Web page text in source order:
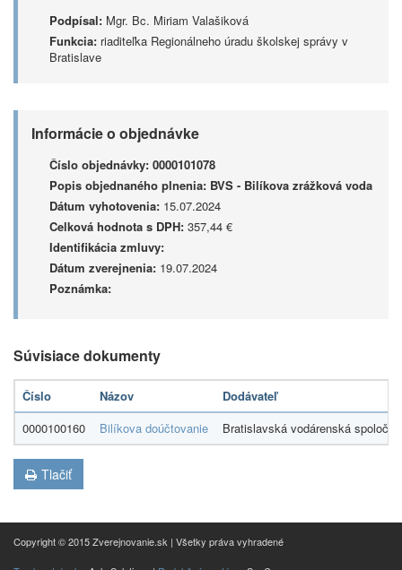
Podpísal: Mgr. Bc. Miriam Valašiková
Funkcia: riaditeľka Regionálneho úradu školskej správy v
Bratislave
Informácie o objednávke
Číslo objednávky: 0000101078
Popis objednaného plnenia: BVS - Bilíkova zrážková voda
Dátum vyhotovenia: 15.07.2024
Celková hodnota s DPH: 357,44 €
Identifikácia zmluvy:
Dátum zverejnenia: 19.07.2024
Poznámka:
Súvisiace dokumenty
Číslo Názov
Dodávateľ
0000100160
Bilíkova doúčtovanie Bratislavská vodárenská
Tlačiť
Copyright © 2015 Zverejnovanie.sk | Všetky práva vyhradené